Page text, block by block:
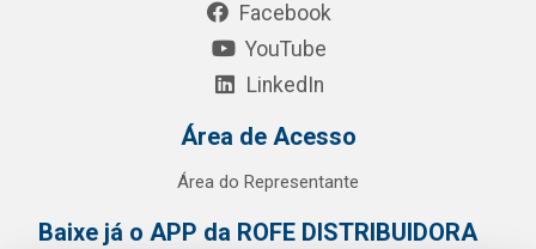
Facebook
YouTube
LinkedIn
Área de Acesso
Área do Representante
Baixe já o APP da ROFE DISTRIBUIDORA